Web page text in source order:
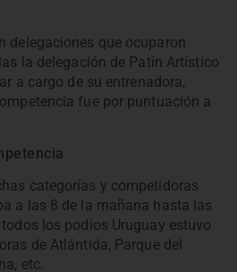
delegaciones que ocuparon
la delegación de Patín Artístico
a cargo de su entrenadora,
fue por puntuación a
categorías y competidoras
a las 8 de la mañana hasta las
los podios Uruguay estuvo
de Atlántida, Parque del
etc.